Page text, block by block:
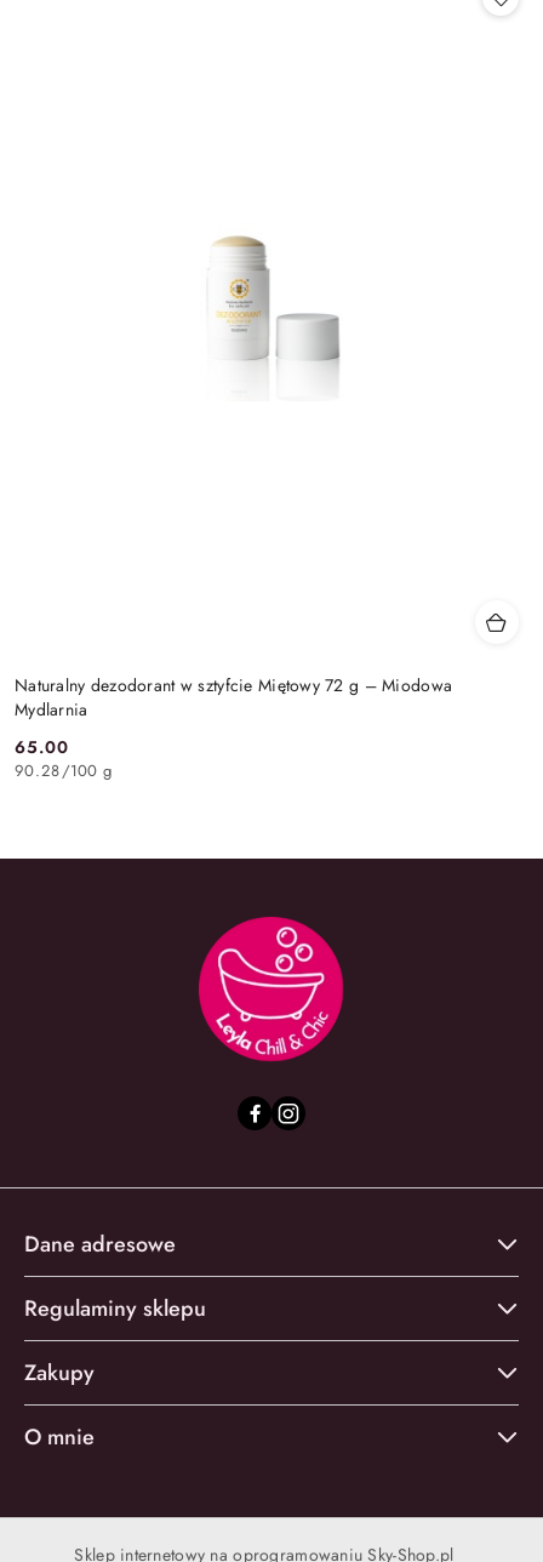
Naturalny dezodorant w sztyfcie Miętowy 72 g – Miodowa
Mydlarnia
Cena:
65.00
90.28/100 g
Dane adresowe
Regulaminy sklepu
Zakupy
O mnie
Sklep internetowy na oprogramowaniu Sky-Shop.pl